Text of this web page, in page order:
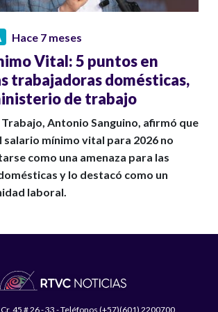
Hace 7 meses
Vital: 5 puntos en
trabajadoras domésticas,
de trabajo
Antonio Sanguino, afirmó que
salario mínimo vital para 2026 no
como una amenaza para las
y lo destacó como un
laboral.
45 # 26 - 33 - Teléfonos (+57)(601) 2200700